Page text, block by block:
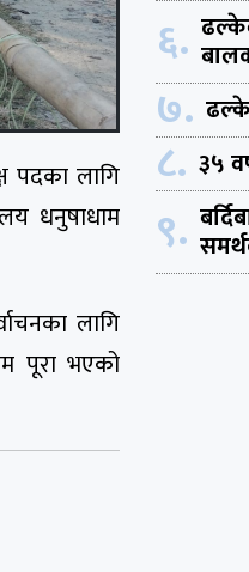
पदका लागि
धनुषाधाम
लागि
पूरा भएको
६.
७.
८. ३५
९.